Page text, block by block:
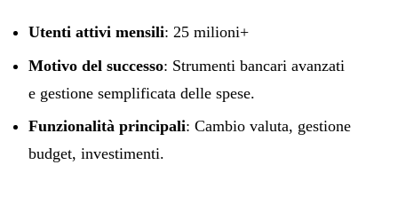
Utenti attivi mensili: 25 milioni+
Motivo del successo: Strumenti bancari avanzati
e gestione semplificata delle spese.
Funzionalità principali: Cambio valuta, gestione
budget, investimenti.